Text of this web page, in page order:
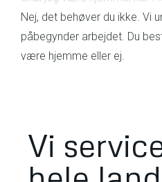
Nej, det behøver du ikke. Vi
påbegynder arbejdet. Du
være hjemme eller ej.
Vi